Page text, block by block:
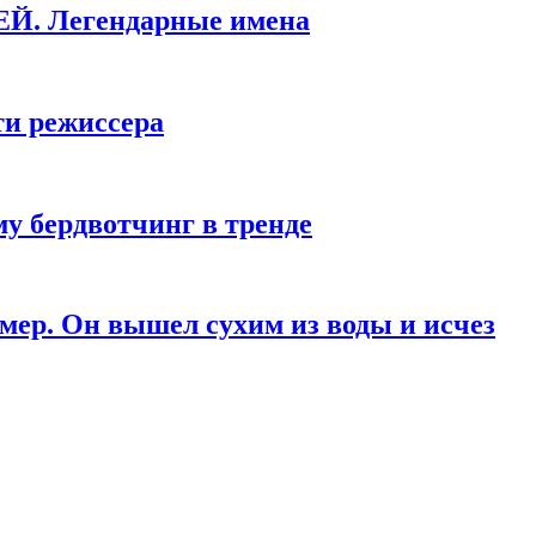
Легендарные имена
режиссера
бердвотчинг в тренде
Он вышел сухим из воды и исчез